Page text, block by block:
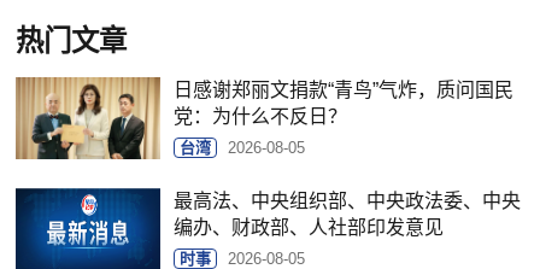
热门文章
日感谢郑丽文捐款“青鸟”气炸，质问国民
党：为什么不反日？
台湾 2026-08-05
最高法、中央组织部、中央政法委、中央
编办、财政部、人社部印发意见
时事 2026-08-05